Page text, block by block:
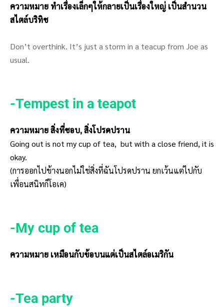
ความหมาย ทำเรื่องเล็กๆให้กลายเป็นเรื่องใหญ่ เป็นสำนวน
สไตล์บริทิช
Don’t overthink. It’s just a storm in a teacup from Joe as
usual.
-Tempest in a teapot
ความหมาย สิ่งที่ชอบ, สิ่งโปรดปราน
Going out is not my cup of tea, but with a close friend, it is
okay.
(การออกไปข้างนอกไม่ใช่สิ่งที่ฉันโปรดปราน ยกเว้นแต่ไปกับ
เพื่อนสนิทก็โอเค)
-My cup of tea
ความหมาย เหมือนกับข้อบนแต่เป็นสไตล์อเมริกัน
-Tea party